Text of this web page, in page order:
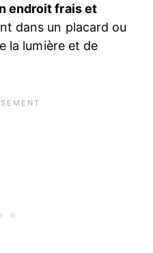
endroit frais et
dans un placard ou
la lumière et de